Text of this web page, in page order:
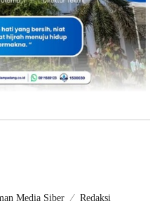
Media Siber Redaksi